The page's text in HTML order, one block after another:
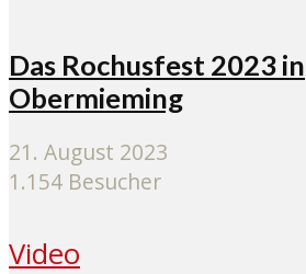
Das Rochusfest 2023 in
Obermieming
21. August 2023
1.154 Besucher
Video